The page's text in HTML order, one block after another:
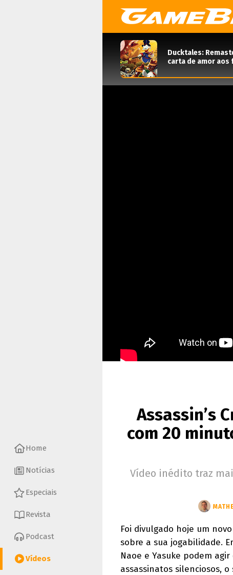
Home
Notícias
Especiais
Revista
Podcast
Vídeos
Ducktales:
carta de amor aos
Assassin’s
com 20
Vídeo inédito traz
Foi divulgado hoje um
sobre a sua jogabilidade.
Naoe e Yasuke podem
assassinatos silenciosos,